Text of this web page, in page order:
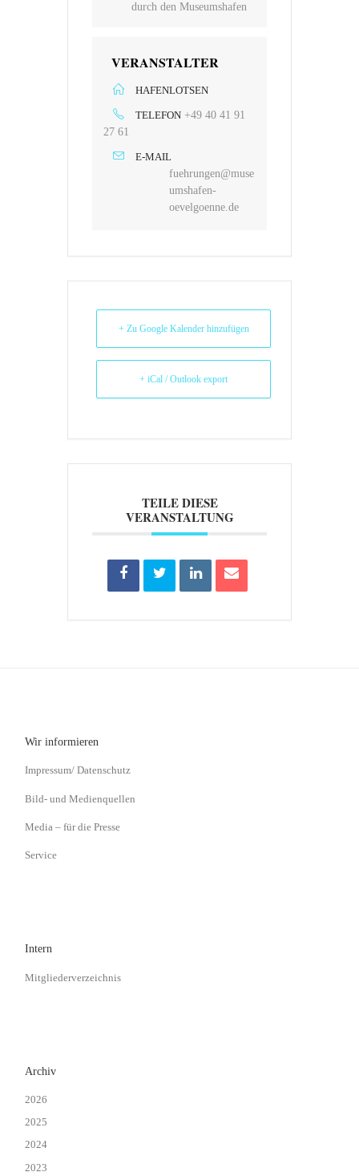
durch den Museumshafen
VERANSTALTER
HAFENLOTSEN
TELEFON +49 40 41 91
27 61
E-MAIL
fuehrungen@muse
umshafen-
oevelgoenne.de
+ Zu Google Kalender hinzufügen
+ iCal / Outlook export
TEILE DIESE
VERANSTALTUNG
Wir informieren
Impressum/ Datenschutz
Bild- und Medienquellen
Media – für die Presse
Service
Intern
Mitgliederverzeichnis
Archiv
2026
2025
2024
2023